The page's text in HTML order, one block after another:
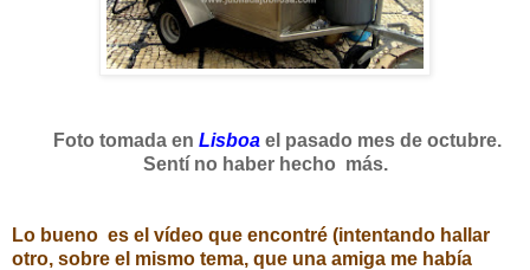
Foto tomada en Lisboael pasado mes de octubre.
Sentí no haber hecho más.
Lo bueno es el vídeo que encontré (intentando hallar
otro, sobre el mismo tema, que una amiga me había